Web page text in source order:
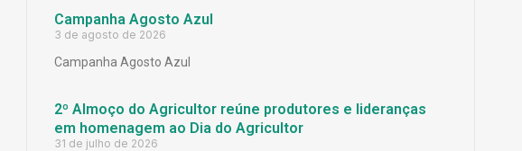
Campanha Agosto Azul
3 de agosto de 2026
Campanha Agosto Azul
2º Almoço do Agricultor reúne produtores e lideranças
em homenagem ao Dia do Agricultor
31 de julho de 2026